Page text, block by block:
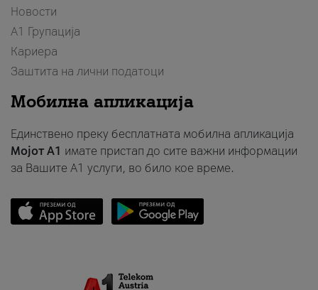
Новости
А1 Групација
Кариера
Заштита на лични податоци
Мобилна апликација
Единствено преку бесплатната мобилна апликација
Мојот A1 имате пристап до сите важни информации
за Вашите A1 услуги, во било кое време.